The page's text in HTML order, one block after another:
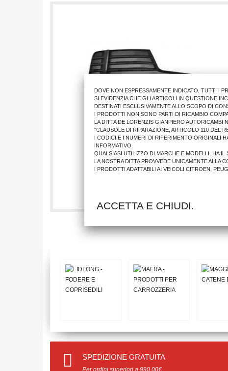
GRIGLIA PARAURTI ANT. AU A3 2016 DX
SPEDIZIONE GRATUITA
Per ordini superiori a 990.00€
DOVE NON ESPRESSAMENTE INDICATO, TUTTI I
SI EVIDENZIA CHE GLI ARTICOLI IN QUESTIONE
DESTINATI ESCLUSIVAMENTE ALLO SCOPO DI
I PRODOTTI NON SONO PARTI DI RICAMBIO
LA DITTA DE LORENZIS GIANPIERO
"CLAUSOLE DI RIPARAZIONE, ARTICOLO 110 DEL
I CODICI E I NUMERI DI RIFERIMENTO ORIGINALI
INFORMATIVO.
QUALSIASI UTILIZZO DI MARCHE E MODELLI, HA
LA NOSTRA DITTA PROVVEDE UNICAMENTE ALLA
I PRODOTTI ADATTABILI AI VEICOLI CITROEN,
ACCETTA E CHIUDI.